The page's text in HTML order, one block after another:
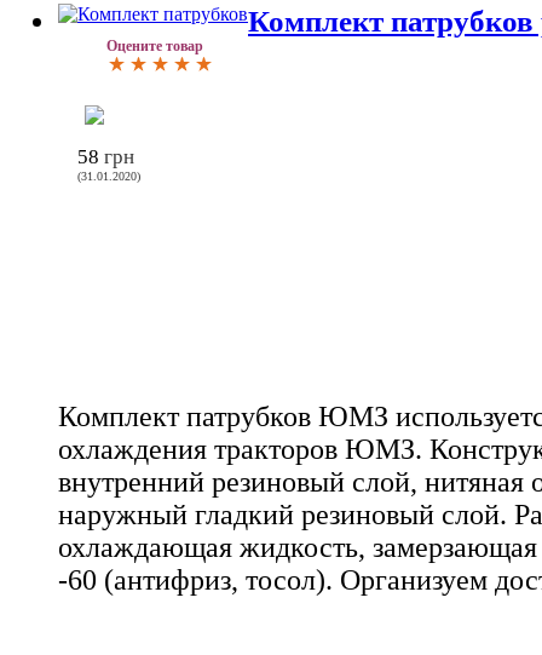
Оцените товар
Комплект
58 грн
(31.01.2020)
Комплект патрубков ЮМЗ
охлаждения тракторов ЮМЗ.
внутренний резиновый слой, нитяная
наружный гладкий резиновый слой.
охлаждающая жидкость, замерзающая
-60 (антифриз, тосол). Организуем